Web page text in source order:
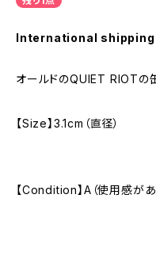
International
オールドのQUIET RIOTの
【Size】3.1cm（直径）
【Condition】A（使用感があ